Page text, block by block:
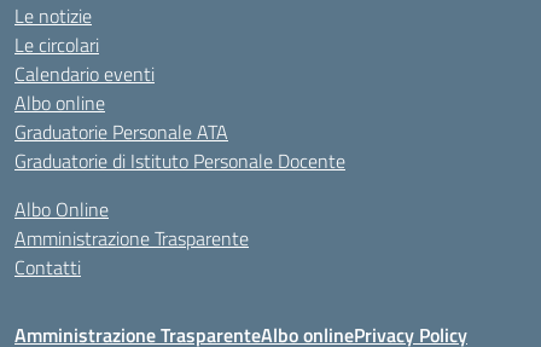
Le notizie
Le circolari
Calendario eventi
Albo online
Graduatorie Personale ATA
Graduatorie di Istituto Personale Docente
Albo Online
Amministrazione Trasparente
Contatti
Amministrazione TrasparenteAlbo onlinePrivacy Policy